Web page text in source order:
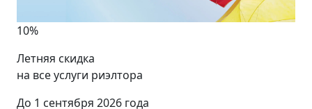
10%
Летняя скидка
на все услуги риэлтора
До 1 сентября 2026 года